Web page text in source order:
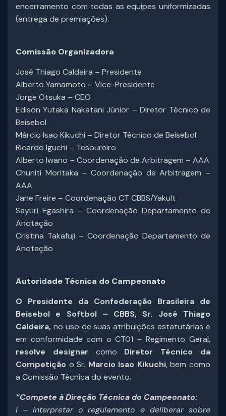
encerramento com todas as equipes uniformizadas
(entrega de premiações).
Comissão Organizadora
José Thiago Caldeira – Presidente
Alberto Yamamoto – Vice-Presidente
Jorge Otsuka – CEO
Edison Yutaka Nakatani Júnior – Diretor Técnico de
Beisebol
Márcio Isao Kikuchi – Diretor Técnico de Beisebol
Ricardo Iguchi – Tesoureiro
Alberto Iwano – Coordenação de Arbitragem – AAA
Chuniti Moritaka – Coordenação de Arbitragem –
AAA
Jane Freire – Coordenação CT CBBS/Yakult
Sayuri Egashira – Coordenação Departamento de
Anotação
Cristina Takafuji – Coordenação Departamento de
Anotação
Autoridade Técnica do Campeonato
O Presidente da Confederação Brasileira de
Beisebol e Softbol – CBBS, Sr. José Thiago
Caldeira, no uso de suas atribuições estatutárias e
em conformidade com o CT01 – Regimento Geral,
resolve designar como Diretor Técnico da
Competição o Sr. Marcio Isao Kikuchi, bem como
a Comissão Técnica do evento.
“Compete à Direção Técnica do Campeonato:
I – Interpretar o regulamento e deliberar sobre